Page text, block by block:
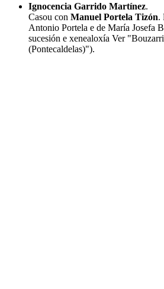
Ignocencia Garrido Martínez.
Casou con Manuel Portela Tizón.
Antonio Portela e de María Josefa
sucesión e xenealoxía Ver
(Pontecaldelas)").